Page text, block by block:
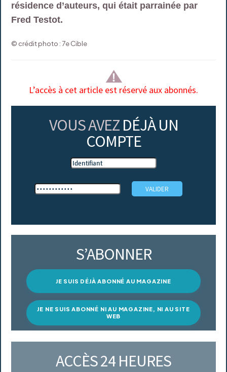
résidence d’auteurs, qui était parrainée par
Fred Testot.
© crédit photo : 7e Cible
L’accès à cet article est réservé aux abonnés.
VOUS AVEZ DÉJÀ UN
COMPTE
S’ABONNER
JE SUIS DÉJÀ ABONNÉ AU MAGAZINE
JE NE SUIS ABONNÉ NI AU MAGAZINE, NI AU SITE
WEB
ACCÈS 24 HEURES